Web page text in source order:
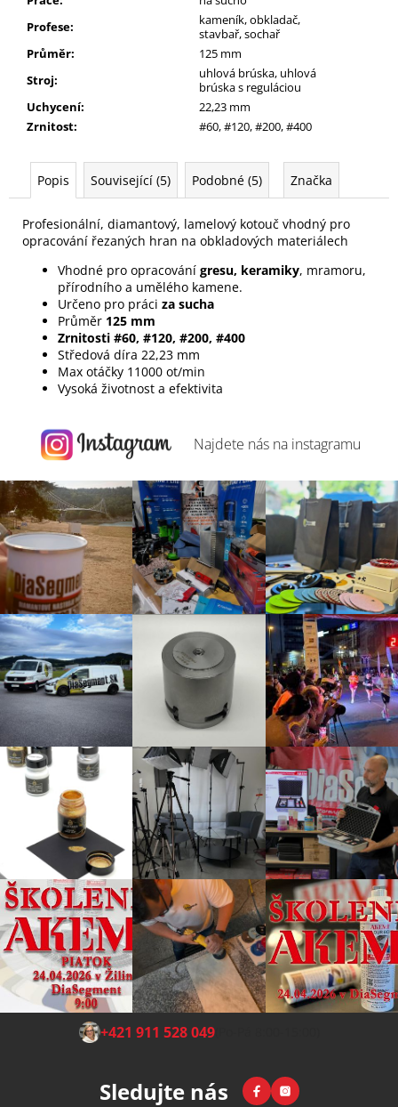
Profese:
kameník, obkladač,
stavbař, sochař
Průměr:
125 mm
Stroj:
uhlová brúska, uhlová
brúska s reguláciou
Uchycení:
22,23 mm
Zrnitost: #60, #120, #200, #400
Popis Související (5) Podobné (5) Značka
Profesionální, diamantový, lamelový kotouč vhodný pro
opracování řezaných hran na obkladových materiálech
Vhodné pro opracování gresu, keramiky, mramoru,
přírodního a umělého kamene.
Určeno pro práci za sucha
Průměr 125 mm
Zrnitosti #60, #120, #200, #400
Středová díra 22,23 mm
Max otáčky 11000 ot/min
Vysoká životnost a efektivita
Najdete nás na instagramu
Z +421 911 528 049(Po-Pá 8:00-15:00)
Sledujte nás FacebookInstagram